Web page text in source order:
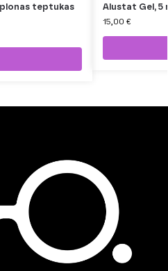
teptukas
Alustat Gel, 5
15,00 €